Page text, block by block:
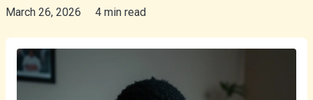
Nuus & Opdaterings
Meer
Afrikaans
March 26, 2026 4 min read